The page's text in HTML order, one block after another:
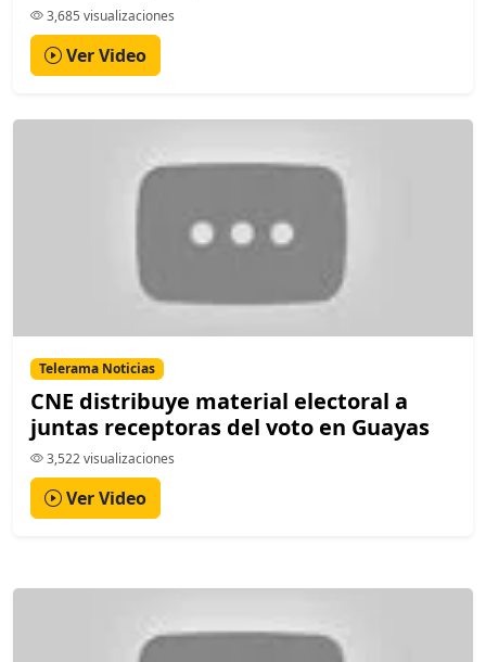
3,685 visualizaciones
Ver Video
Telerama Noticias
CNE distribuye material electoral a
juntas receptoras del voto en Guayas
3,522 visualizaciones
Ver Video